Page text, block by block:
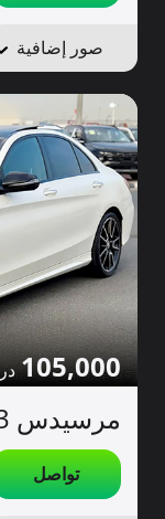
صور إضافية
105,000
مرسيدس C43 للبيع
تواصل